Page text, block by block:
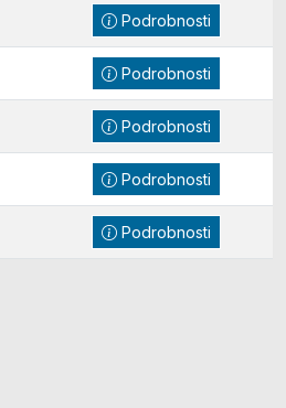
Podrobnosti
Podrobnosti
Podrobnosti
Podrobnosti
Podrobnosti